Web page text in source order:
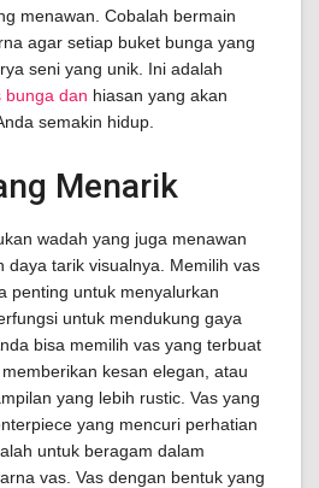
menawan. Cobalah bermain
agar setiap buket bunga yang
seni yang unik. Ini adalah
bunga dan hiasan yang akan
semakin hidup.
Menarik
wadah yang juga menawan
daya tarik visualnya. Memilih vas
penting untuk menyalurkan
untuk mendukung gaya
bisa memilih vas yang terbuat
kesan elegan, atau
yang lebih rustic. Vas yang
yang mencuri perhatian
untuk beragam dalam
vas. Vas dengan bentuk yang